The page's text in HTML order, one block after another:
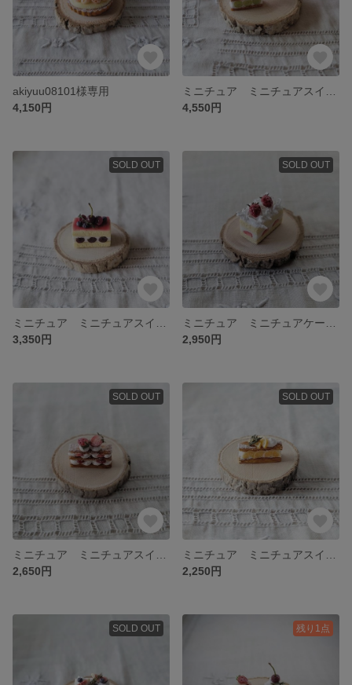
akiyuu08101様専用
4,150円
4,550円
SOLD OUT
3,350円
SOLD OUT
2,950円
SOLD OUT
2,650円
SOLD OUT
2,250円
SOLD OUT 残り1点